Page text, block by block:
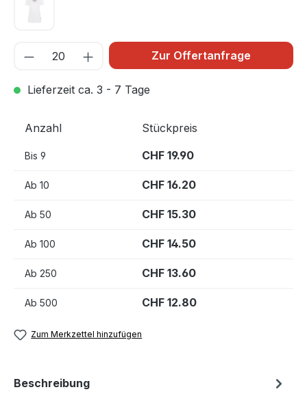
weiß 001
Zur Offertanfrage
Lieferzeit ca. 3 - 7 Tage
Anzahl Stückpreis
Bis 9 CHF 19.90
Ab 10 CHF 16.20
Ab 50 CHF 15.30
Ab 100 CHF 14.50
Ab 250 CHF 13.60
Ab 500 CHF 12.80
Zum Merkzettel hinzufügen
Beschreibung